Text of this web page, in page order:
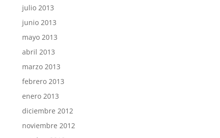
julio 2013
junio 2013
mayo 2013
abril 2013
marzo 2013
febrero 2013
enero 2013
diciembre 2012
noviembre 2012